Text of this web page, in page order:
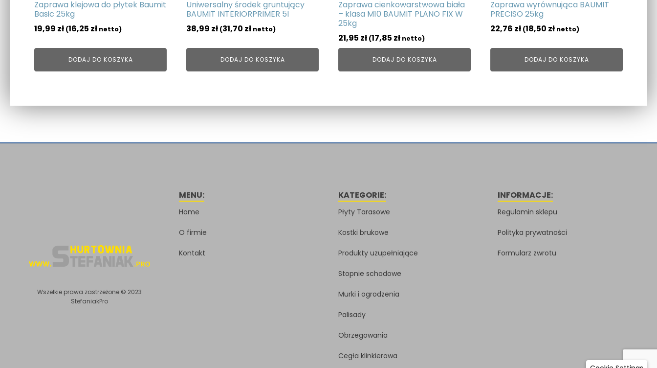
Zaprawa klejowa do płytek Baumit
Basic 25kg
19,99 zł (16,25 zł netto)
DODAJ DO KOSZYKA
Uniwersalny środek gruntujący
BAUMIT INTERIORPRIMER 5l
38,99 zł (31,70 zł netto)
DODAJ DO KOSZYKA
Zaprawa cienkowarstwowa biała
– klasa M10 BAUMIT PLANO FIX W
25kg
21,95 zł (17,85 zł netto)
DODAJ DO KOSZYKA
Zaprawa wyrównująca BAUMIT
PRECISO 25kg
22,76 zł (18,50 zł netto)
DODAJ DO KOSZYKA
Wszelkie prawa zastrzeżone © 2023
StefaniakPro
MENU:
Home
O firmie
Kontakt
KATEGORIE:
Płyty Tarasowe
Kostki brukowe
Produkty uzupełniające
Stopnie schodowe
Murki i ogrodzenia
Palisady
Obrzegowania
Cegła klinkierowa
INFORMACJE:
Regulamin sklepu
Polityka prywatności
Formularz zwrotu